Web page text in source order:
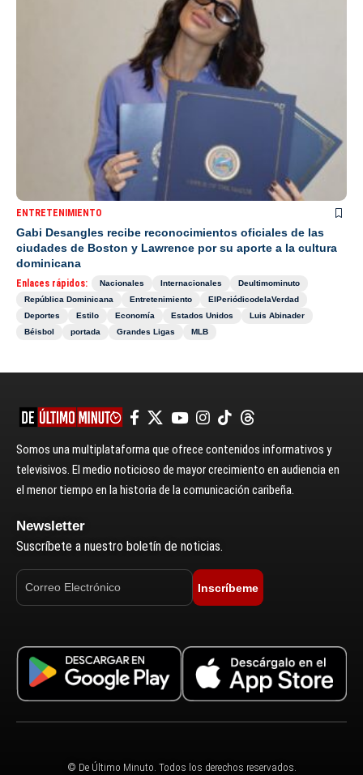
ENTRETENIMIENTO
Gabi Desangles recibe reconocimientos oficiales de las
ciudades de Boston y Lawrence por su aporte a la cultura
dominicana
Enlaces rápidos: Nacionales Internacionales
Deultimominuto
República Dominicana
Entretenimiento
ElPeriódicodelaVerdad
Deportes
Estilo Economía Estados Unidos
Luis Abinader
Béisbol
portada Grandes Ligas MLB
Somos una multiplataforma que ofrece contenidos informativos y
televisivos. El medio noticioso de mayor crecimiento en audiencia en
el menor tiempo en la historia de la comunicación caribeña.
Newsletter
Suscríbete a nuestro boletín de noticias.
Inscríbeme
© De Último Minuto. Todos los derechos reservados.